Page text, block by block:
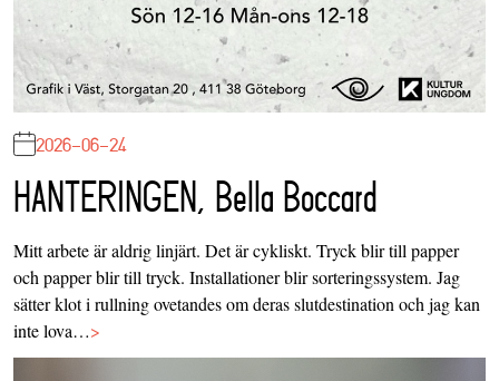
2026-06-24
HANTERINGEN, Bella Boccard
Mitt arbete är aldrig linjärt. Det är cykliskt. Tryck blir till papper
och papper blir till tryck. Installationer blir sorteringssystem. Jag
sätter klot i rullning ovetandes om deras slutdestination och jag kan
inte lova…>